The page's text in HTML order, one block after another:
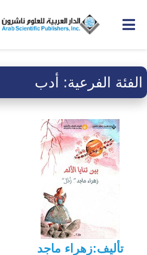
الفئة الفرعية: أدب
تأليف:زهراء ماجد